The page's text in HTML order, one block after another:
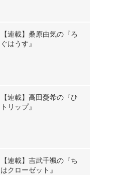
【連載】桑原由気の『ろ
ぐはうす』
【連載】高田憂希の『ひ
トリップ』
【連載】吉武千颯の『ち
はクローゼット』